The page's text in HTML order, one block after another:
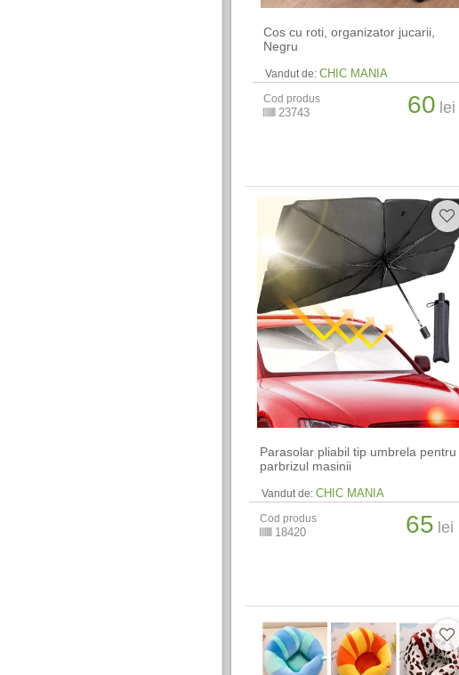
Cos cu roti, organizator jucarii,
Negru
Vandut de: CHIC MANIA
Cod produs
23743 60 lei
Parasolar pliabil tip umbrela pentru
parbrizul masinii
Vandut de: CHIC MANIA
Cod produs
18420 65 lei